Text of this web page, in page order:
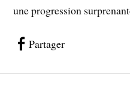
une progression
Partager